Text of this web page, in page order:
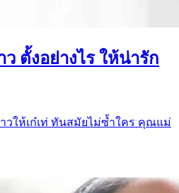
ตั้งอย่างไร ให้น่ารัก
วให้เก๋เท่ ทันสมัยไม่ซ้ำใคร คุณแม่